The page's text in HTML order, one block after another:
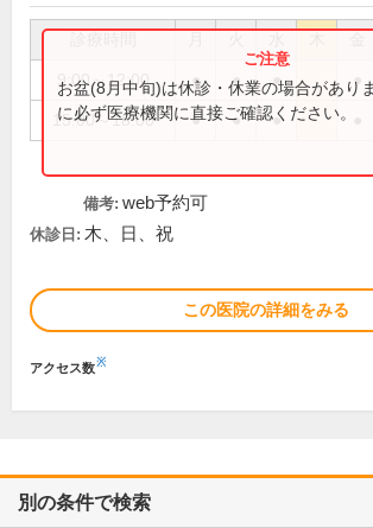
9:00～12:00 ● ● ● ●
15:00～18:00 ● ● ●
お盆(8月中旬)は休診・休業の場合があり
に必ず医療機関に直接ご確認ください。
備考: web予約可
休診日: 木、日、祝
この医院の詳細をみる
アクセス数※
別の条件で検索